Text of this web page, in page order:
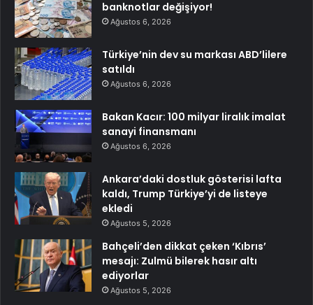
banknotlar değişiyor!
Ağustos 6, 2026
Türkiye’nin dev su markası ABD’lilere
satıldı
Ağustos 6, 2026
Bakan Kacır: 100 milyar liralık imalat
sanayi finansmanı
Ağustos 6, 2026
Ankara’daki dostluk gösterisi lafta
kaldı, Trump Türkiye’yi de listeye
ekledi
Ağustos 5, 2026
Bahçeli’den dikkat çeken ‘Kıbrıs’
mesajı: Zulmü bilerek hasır altı
ediyorlar
Ağustos 5, 2026